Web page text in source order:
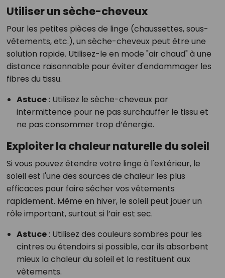
Utiliser un sèche-cheveux
Pour les petites pièces de linge (chaussettes, sous-
vêtements, etc.), un sèche-cheveux peut être une
solution rapide. Utilisez-le en mode "air chaud" à une
distance raisonnable pour éviter d'endommager les
fibres du tissu.
Astuce: Utilisez le sèche-cheveux par
intermittence pour ne pas surchauffer le tissu et
ne pas consommer trop d’énergie.
Exploiter la chaleur naturelle du soleil
Si vous pouvez étendre votre linge à l'extérieur, le
soleil est l'une des sources de chaleur les plus
efficaces pour faire sécher vos vêtements
rapidement. Même en hiver, le soleil peut jouer un
rôle important, surtout si l’air est sec.
Astuce: Utilisez des couleurs sombres pour les
cintres ou étendoirs si possible, car ils absorbent
mieux la chaleur du soleil et la restituent aux
vêtements.